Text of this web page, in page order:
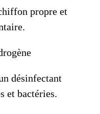
propre et
désinfectant
et bactéries.